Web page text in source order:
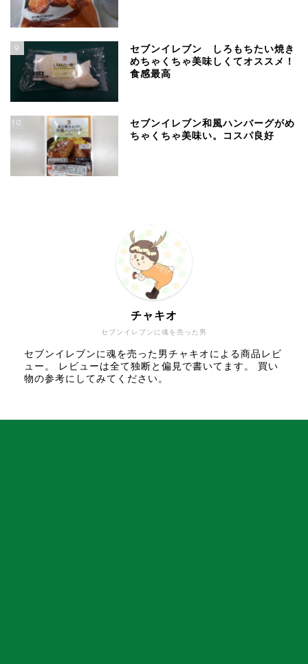
9
セブンイレブン しろもちたい焼き
めちゃくちゃ美味しくてオススメ！
食感最高
10
セブンイレブン和風ハンバーグがめ
ちゃくちゃ美味い。コスパ良好
セブンイレブンに魂を売った男
チャキオ
セブンイレブンに魂を売った男チャキオによる商品レビ
ュー。 レビューは全て独断と偏見で書いてます。 買い
物の参考にしてみてください。